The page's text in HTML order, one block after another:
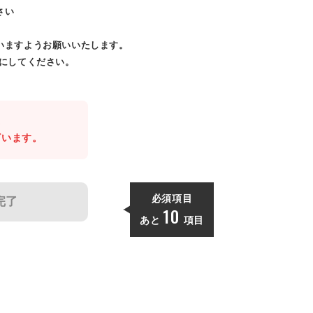
い
すようお願いいたします。
してください。
ます。
了 必須項目
あと 10 項目